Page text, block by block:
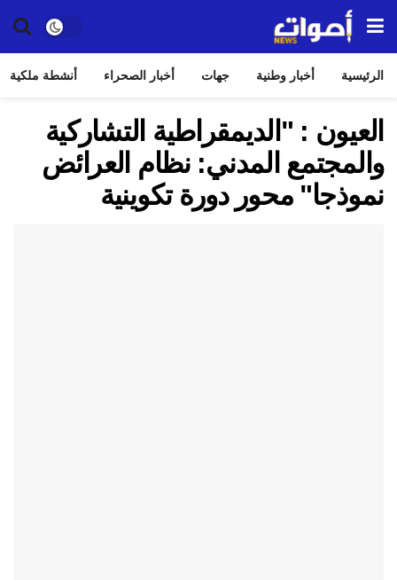
الرئيسية أخبار وطنية جهات أخبار الصحراء أنشطة ملكية
العيون : "الديمقراطية التشاركية
والمجتمع المدني: نظام العرائض
نموذجا" محور دورة تكوينية